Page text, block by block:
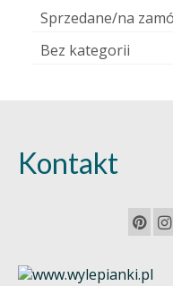
Sprzedane/na
Bez kategorii
Kontakt